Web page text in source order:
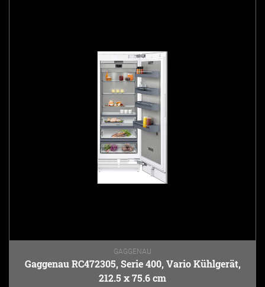
GAGGENAU
Gaggenau RC472305, Serie 400, Vario Kühlgerät,
212.5 x 75.6 cm